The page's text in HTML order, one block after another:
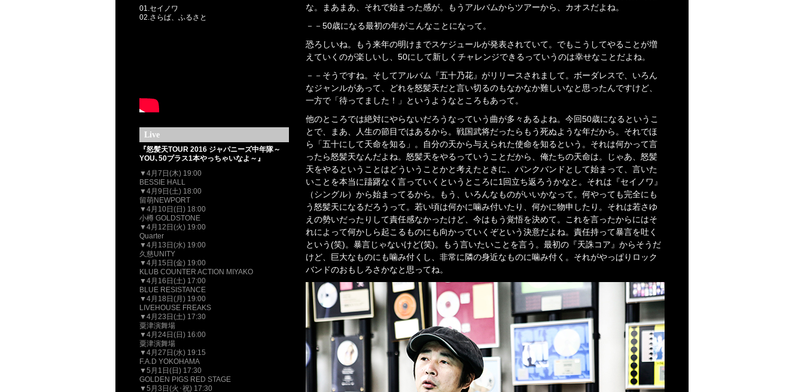
な。まあまあ、それで始まった感が。もうアルバムからツアーから、カオスだよね。
－－50歳になる最初の年がこんなことになって。
恐ろしいね。もう来年の明けまでスケジュールが発表されていて。でもこうしてやることが増
えていくのが楽しいし、50にして新しくチャレンジできるっていうのは幸せなことだよね。
－－そうですね。そしてアルバム『五十乃花』がリリースされまして。ボーダレスで、いろん
なジャンルがあって、どれを怒髪天だと言い切るのもなかなか難しいなと思ったんですけど、
一方で「待ってました！」というようなところもあって。
他のところでは絶対にやらないだろうなっていう曲が多々あるよね。今回50歳になるというこ
とで、まあ、人生の節目ではあるから。戦国武将だったらもう死ぬような年だから。それでほ
ら「五十にして天命を知る」。自分の天から与えられた使命を知るという。それは何かって言
ったら怒髪天なんだよね。怒髪天をやるっていうことだから、俺たちの天命は。じゃあ、怒髪
天をやるということはどういうことかと考えたときに、パンクバンドとして始まって、言いた
いことを本当に躊躇なく言っていくというところに1回立ち返ろうかなと。それは『セイノワ』
（シングル）から始まってるから。もう、いろんなものがいいかなって。何やっても完全にも
う怒髪天になるだろうって。若い頃は何かに噛み付いたり、何かに物申したり。それは若さゆ
えの勢いだったりして責任感なかったけど、今はもう覚悟を決めて。これを言ったからにはそ
れによって何かしら起こるものにも向かっていくぞという決意だよね。責任持って暴言を吐く
という(笑)。暴言じゃないけど(笑)。もう言いたいことを言う。最初の『天誅コア』からそうだ
けど、巨大なものにも噛み付くし、非常に隣の身近なものに噛み付く。それがやっぱりロック
バンドのおもしろさかなと思ってね。
01.セイノワ
02.さらば、ふるさと
Live
『怒髪天TOUR 2016 ジャパニーズ中年隊～
YOU､50プラス1本やっちゃいなよ～』
▼4月7日(木) 19:00
BESSIE HALL
▼4月9日(土) 18:00
留萌NEWPORT
▼4月10日(日) 18:00
小樽 GOLDSTONE
▼4月12日(火) 19:00
Quarter
▼4月13日(水) 19:00
久慈UNITY
▼4月15日(金) 19:00
KLUB COUNTER ACTION MIYAKO
▼4月16日(土) 17:00
BLUE RESISTANCE
▼4月18日(月) 19:00
LIVEHOUSE FREAKS
▼4月23日(土) 17:30
粟津演舞場
▼4月24日(日) 16:00
粟津演舞場
▼4月27日(水) 19:15
F.A.D YOKOHAMA
▼5月1日(日) 17:30
GOLDEN PIGS RED STAGE
▼5月3日(火･祝) 17:30